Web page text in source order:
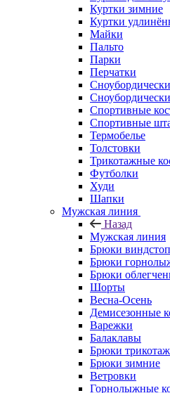
Куртки зимние
Куртки
Майки
Пальто
Парки
Перчатки
Спортивные
Спортивные
Термобелье
Толстовки
Трикотажные
Футболки
Худи
Шапки
Мужская линия
Назад
Мужская линия
Брюки
Брюки
Брюки
Шорты
Весна-Осень
Демисезонные
Варежки
Балаклавы
Брюки
Брюки зимние
Ветровки
Горнолыжные